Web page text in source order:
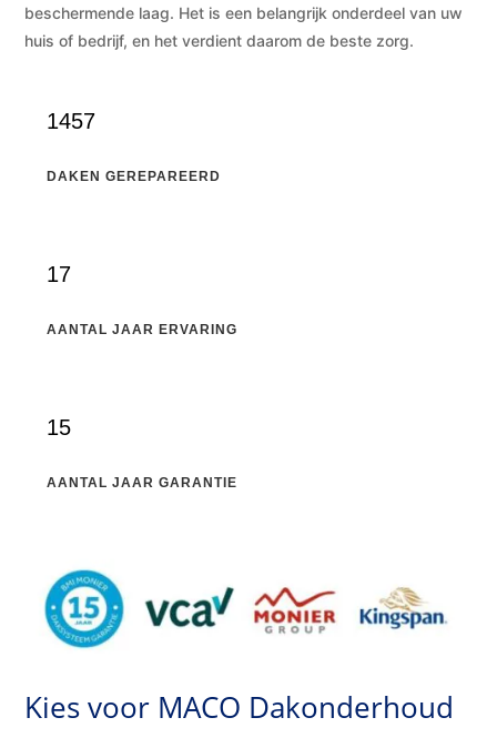
beschermende laag. Het is een belangrijk onderdeel van uw
huis of bedrijf, en het verdient daarom de beste zorg.
1457
DAKEN GEREPAREERD
17
AANTAL JAAR ERVARING
15
AANTAL JAAR GARANTIE
Kies voor MACO Dakonderhoud